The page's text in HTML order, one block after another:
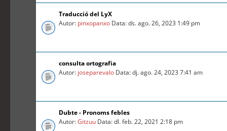
Traducció del LyX
Autor: pinxopanxo Data: ds. ago. 26, 2023 1:49 pm
consulta ortografia
Autor: joseparevalo Data: dj. ago. 24, 2023 7:41 am
Dubte - Pronoms febles
Autor:Gitzuu Data: dl. feb. 22, 2021 2:18 pm